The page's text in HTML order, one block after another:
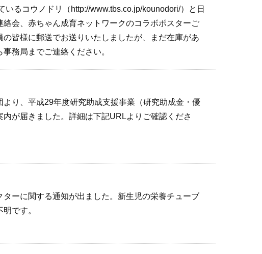
るコウノドリ（http://www.tbs.co.jp/kounodori/）と日
会、赤ちゃん成育ネットワークのコラボポスターご
皆様に郵送でお送りいたしましたが、まだ在庫があ
務局までご連絡ください。
り、平成29年度研究助成支援事業（研究助成金・優
が届きました。詳細は下記URLよりご確認くださ
ーに関する通知が出ました。新生児の栄養チューブ
です。